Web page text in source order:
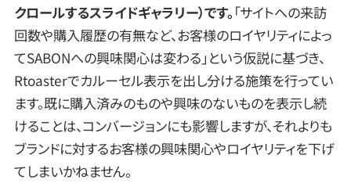
クロールするスライドギャラリー）です。 「サイトへの来訪
回数や購入履歴の有無など、お客様のロイヤリティによっ
てSABONへの興味関心は変わる」という仮説に基づき、
Rtoasterでカルーセル表示を出し分ける施策を行ってい
ます。既に購入済みのものや興味のないものを表示し続
けることは、コンバージョンにも影響しますが、それよりも
ブランドに対するお客様の興味関心やロイヤリティを下げ
てしまいかねません。